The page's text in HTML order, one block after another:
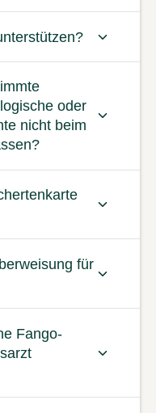
oder
nicht beim
für
Fango-